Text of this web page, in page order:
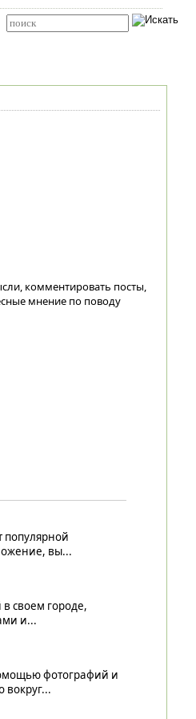
комментировать посты,
мнение по поводу
популярной
вы...
своем городе,
и...
фотографий и
вокруг...